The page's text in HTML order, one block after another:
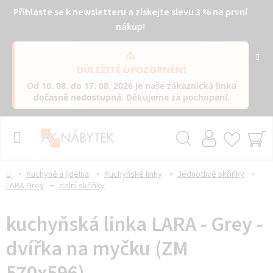
Přihlaste se k newsletteru a získejte slevu 3 % na první
nákup!
⚠️
DŮLEŽITÉ UPOZORNĚNÍ
Od 10. 08. do 17. 08. 2026 je naše zákaznická linka
dočasně nedostupná. Děkujeme za pochopení.
DomůKuchyně a jídelna Kuchyňské linky
Jednotlivé skříňky
LARA Grey
dolní skříňky
kuchyňská linka LARA - Grey -
dvířka na myčku (ZM